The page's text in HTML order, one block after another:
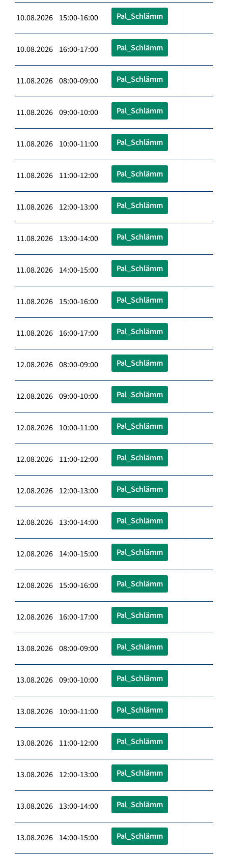
10.08.2026 15:00-16:00 Pal_Schlämm
10.08.2026 16:00-17:00 Pal_Schlämm
11.08.2026 08:00-09:00 Pal_Schlämm
11.08.2026 09:00-10:00 Pal_Schlämm
11.08.2026 10:00-11:00 Pal_Schlämm
11.08.2026 11:00-12:00 Pal_Schlämm
11.08.2026 12:00-13:00 Pal_Schlämm
11.08.2026 13:00-14:00 Pal_Schlämm
11.08.2026 14:00-15:00 Pal_Schlämm
11.08.2026 15:00-16:00 Pal_Schlämm
11.08.2026 16:00-17:00 Pal_Schlämm
12.08.2026 08:00-09:00 Pal_Schlämm
12.08.2026 09:00-10:00 Pal_Schlämm
12.08.2026 10:00-11:00 Pal_Schlämm
12.08.2026 11:00-12:00 Pal_Schlämm
12.08.2026 12:00-13:00 Pal_Schlämm
12.08.2026 13:00-14:00 Pal_Schlämm
12.08.2026 14:00-15:00 Pal_Schlämm
12.08.2026 15:00-16:00 Pal_Schlämm
12.08.2026 16:00-17:00 Pal_Schlämm
13.08.2026 08:00-09:00 Pal_Schlämm
13.08.2026 09:00-10:00 Pal_Schlämm
13.08.2026 10:00-11:00 Pal_Schlämm
13.08.2026 11:00-12:00 Pal_Schlämm
13.08.2026 12:00-13:00 Pal_Schlämm
13.08.2026 13:00-14:00 Pal_Schlämm
13.08.2026 14:00-15:00 Pal_Schlämm